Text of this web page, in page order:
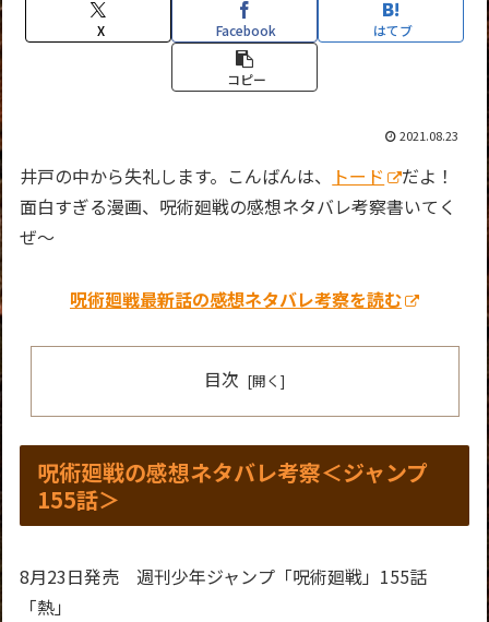
X Facebook はてブ
コピー
2021.08.23
井戸の中から失礼します。こんばんは、 トード
だよ！
面白すぎる漫画、呪術廻戦の感想ネタバレ考察書いてく
ぜ～
呪術廻戦最新話の感想ネタバレ考察を読む
目次
呪術廻戦の感想ネタバレ考察＜ジャンプ
155話＞
8月23日発売 週刊少年ジャンプ「呪術廻戦」155話
「熱」